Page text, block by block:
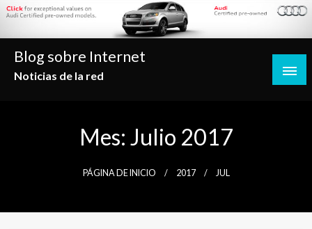
Saltar
contenido
Blog sobre Internet
Noticias de la red
Mes: Julio 2017
PÁGINA DE INICIO 2017 JUL